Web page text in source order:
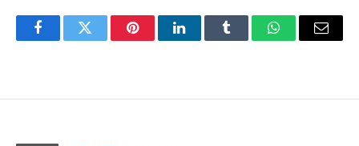
FacebookTwitter PinterestLinkedInTumblr WhatsAppEmail